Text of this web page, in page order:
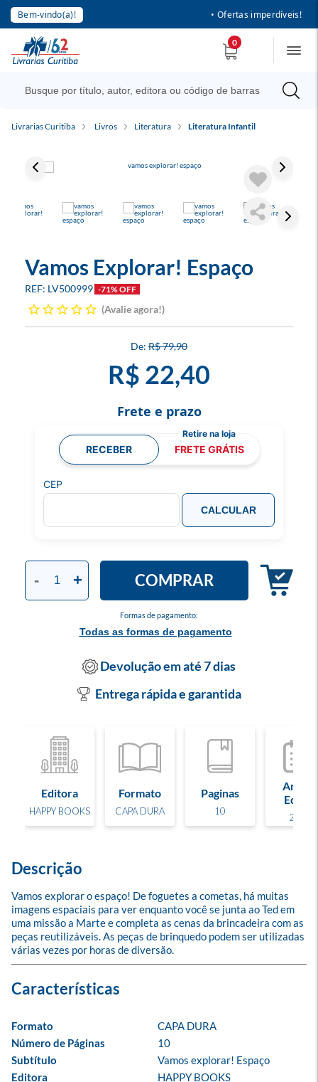
Bem-vindo(a)! • Ofertas imperdíveis!
0
Livrarias Curitiba Livros Literatura Literatura Infantil
Vamos Explorar! Espaço
LV500999 -71% OFF
Avalie agora!
R$ 79,90
R$ 22,40
Formas de pagamento:
Todas as formas de pagamento
- + COMPRAR
Frete e prazo
RECEBER FRETE GRÁTIS
CEP
CALCULAR
Devolução em até 7 dias
Entrega rápida e garantida
Editora
HAPPY BOOKS
Formato
CAPA DURA
Paginas
10
Ano de
Edição
2023
Descrição
Vamos explorar o espaço! De foguetes a cometas, há muitas
imagens espaciais para ver enquanto você se junta ao Ted em
uma missão a Marte e completa as cenas da brincadeira com as
peças reutilizáveis. As peças de brinquedo podem ser utilizadas
várias vezes por horas de diversão.
Formato
CAPA DURA
Número de Páginas
10
Subtítulo
Vamos explorar! Espaço
Editora
HAPPY BOOKS